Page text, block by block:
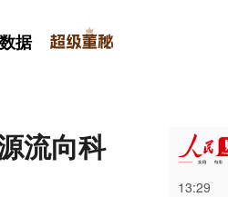
数据
流向科
13:29